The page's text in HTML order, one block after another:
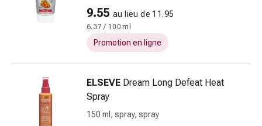
rechange
Pansements
Pommades
désinfection
plaies
Pansement
spray
9.55 au lieu de 11.95
6.37 / 100 ml
Promotion en ligne
ELSEVE Dream Long Defeat Heat
Spray
150 ml, spray, spray